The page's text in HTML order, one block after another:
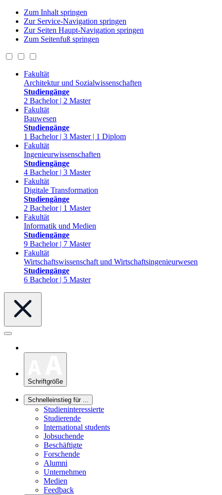
Zum Inhalt springen
Zur Service-Navigation springen
Zur Seiten Haupt-Navigation springen
Zum Seitenfuß springen
Fakultät
Architektur und Sozialwissenschaften
Studiengänge
2 Bachelor | 2 Master
Fakultät
Bauwesen
Studiengänge
1 Bachelor | 3 Master | 1 Diplom
Fakultät
Ingenieurwissenschaften
Studiengänge
4 Bachelor | 3 Master
Fakultät
Digitale Transformation
Studiengänge
2 Bachelor | 1 Master
Fakultät
Informatik und Medien
Studiengänge
9 Bachelor | 7 Master
Fakultät
Wirtschaftswissenschaft und Wirtschaftsingenieurwesen
Studiengänge
6 Bachelor | 5 Master
Schriftgröße
Schnelleinstieg für ...
Studieninteressierte
Studierende
International students
Jobsuchende
Beschäftigte
Forschende
Alumni
Unternehmen
Medien
Feedback